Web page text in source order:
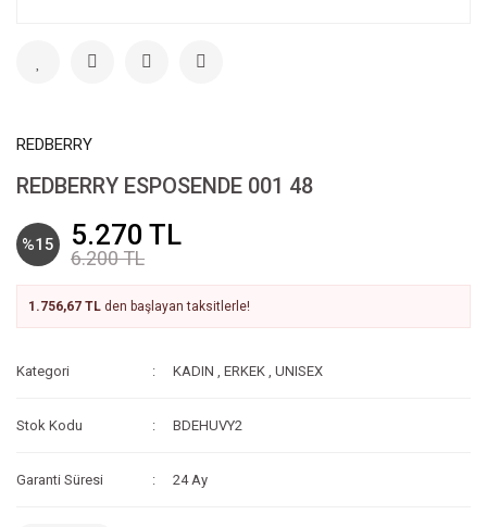
REDBERRY
REDBERRY ESPOSENDE 001 48
%15 5.270 TL
6.200 TL
1.756,67 TL den başlayan taksitlerle!
Kategori KADIN ,ERKEK ,UNISEX
Stok Kodu BDEHUVY2
Garanti Süresi 24 Ay